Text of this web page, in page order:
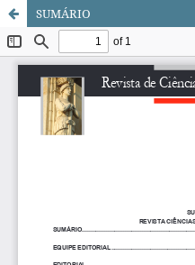
SUMÁRIO